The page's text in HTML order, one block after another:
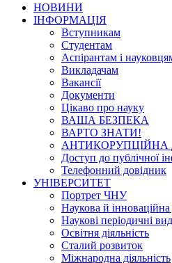
НОВИНИ
ІНФОРМАЦІЯ
Вступникам
Студентам
Аспірантам і
Викладачам
Вакансії
Документи
Цікаво про науку
ВАША БЕЗПЕКА
ВАРТО ЗНАТИ!
АНТИКОРУПЦІЙНА
Доступ до публічної
Телефонний довідник
УНІВЕРСИТЕТ
Портрет ЧНУ
Наукова й інноваційна
Наукові періодичні
Освітня діяльність
Сталий розвиток
Міжнародна діяльність